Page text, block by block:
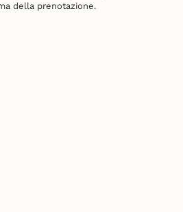
della prenotazione.